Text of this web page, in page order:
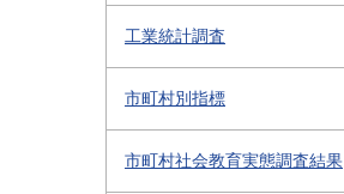
工業統計調査
市町村別指標
市町村社会教育実態調査結果